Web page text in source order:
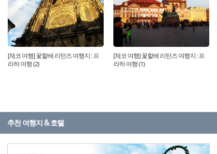
[체코 여행] 꽃할배 리턴즈 여행지 : 프
라하 여행 (2)
[체코 여행] 꽃할배 리턴즈 여행지 : 프
라하 여행 (1)
추천 여행지 & 호텔